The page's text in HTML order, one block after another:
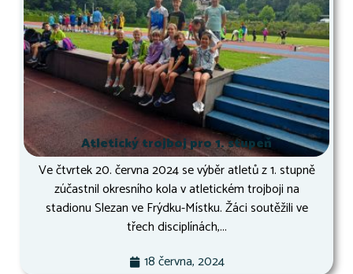
Atletický trojboj pro 1. stupeň
Ve čtvrtek 20. června 2024 se výběr atletů z 1. stupně
zúčastnil okresního kola v atletickém trojboji na
stadionu Slezan ve Frýdku-Místku. Žáci soutěžili ve
třech disciplínách,...
18 června, 2024